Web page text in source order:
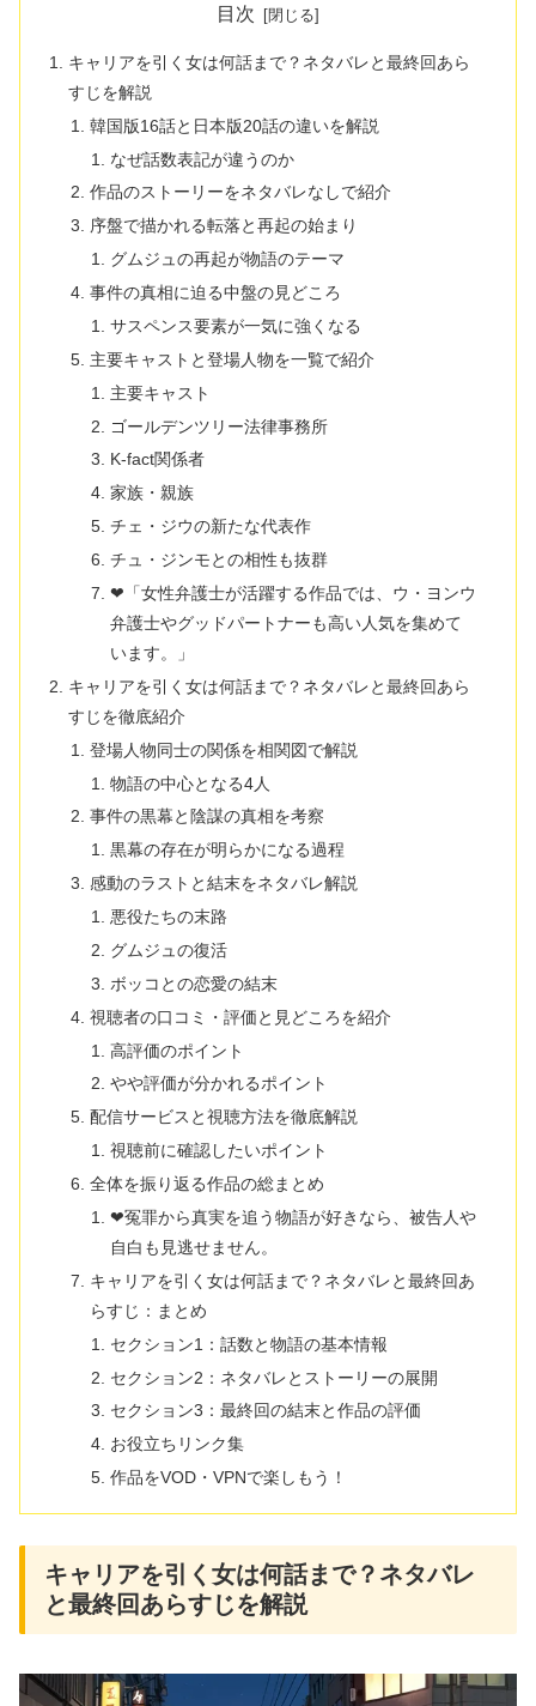
目次
キャリアを引く女は何話まで？ネタバレと最終回あら
すじを解説
韓国版16話と日本版20話の違いを解説
なぜ話数表記が違うのか
作品のストーリーをネタバレなしで紹介
序盤で描かれる転落と再起の始まり
グムジュの再起が物語のテーマ
事件の真相に迫る中盤の見どころ
サスペンス要素が一気に強くなる
主要キャストと登場人物を一覧で紹介
主要キャスト
ゴールデンツリー法律事務所
K-fact関係者
家族・親族
チェ・ジウの新たな代表作
チュ・ジンモとの相性も抜群
❤「女性弁護士が活躍する作品では、ウ・ヨンウ
弁護士やグッドパートナーも高い人気を集めて
います。」
キャリアを引く女は何話まで？ネタバレと最終回あら
すじを徹底紹介
登場人物同士の関係を相関図で解説
物語の中心となる4人
事件の黒幕と陰謀の真相を考察
黒幕の存在が明らかになる過程
感動のラストと結末をネタバレ解説
悪役たちの末路
グムジュの復活
ボッコとの恋愛の結末
視聴者の口コミ・評価と見どころを紹介
高評価のポイント
やや評価が分かれるポイント
配信サービスと視聴方法を徹底解説
視聴前に確認したいポイント
全体を振り返る作品の総まとめ
❤冤罪から真実を追う物語が好きなら、被告人や
自白も見逃せません。
キャリアを引く女は何話まで？ネタバレと最終回あ
らすじ：まとめ
セクション1：話数と物語の基本情報
セクション2：ネタバレとストーリーの展開
セクション3：最終回の結末と作品の評価
お役立ちリンク集
作品をVOD・VPNで楽しもう！
キャリアを引く女は何話まで？ネタバレ
と最終回あらすじを解説